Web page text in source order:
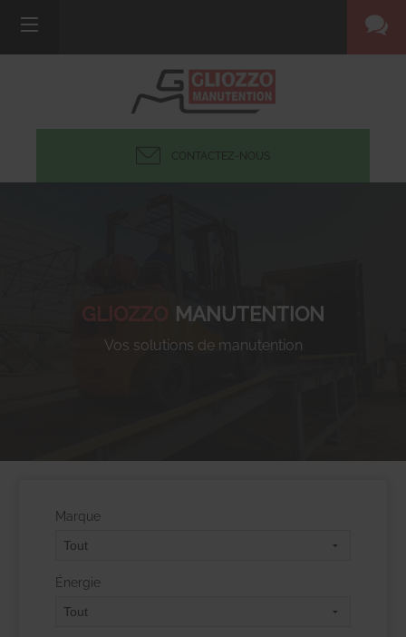
CONTACTEZ-NOUS
GLIOZZO MANUTENTION
Vos solutions de manutention
Marque
Énergie